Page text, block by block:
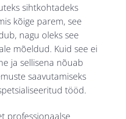
sihtkohtadeks
kõige parem, see
nagu oleks see
mõeldud. Kuid see ei
ja sellisena nõuab
saavutamiseks
tööd.
professionaalse